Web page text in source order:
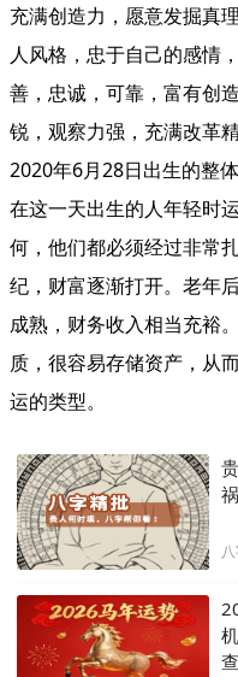
充满创造力，愿意发掘真
人风格，忠于自己的感情
善，忠诚，可靠，富有创
锐，观察力强，充满改革精
2020年6月28日出生的整
在这一天出生的人年轻时
何，他们都必须经过非常
纪，财富逐渐打开。老年
成熟，财务收入相当充裕
质，很容易存储资产，从
运的类型。